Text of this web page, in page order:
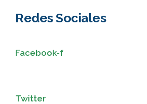
Redes Sociales
Facebook-f
Twitter